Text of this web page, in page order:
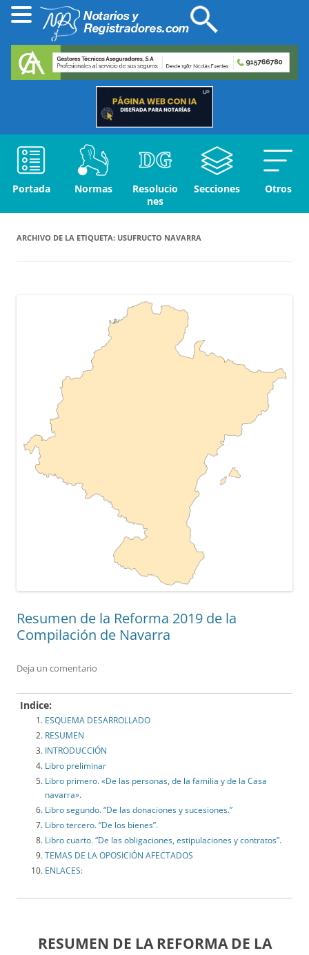
Portada Normas
Resolucio
nes
Secciones Otros
ARCHIVO DE LA ETIQUETA: USUFRUCTO NAVARRA
Resumen de la Reforma 2019 de la
Compilación de Navarra
Deja un comentario
Indice:
ESQUEMA DESARROLLADO
RESUMEN
INTRODUCCIÓN
Libro preliminar
Libro primero. «De las personas, de la familia y de la Casa
navarra».
Libro segundo. “De las donaciones y sucesiones.”
Libro tercero. “De los bienes”.
Libro cuarto. “De las obligaciones, estipulaciones y contratos”.
TEMAS DE LA OPOSICIÓN AFECTADOS
ENLACES:
RESUMEN DE LA REFORMA DE LA